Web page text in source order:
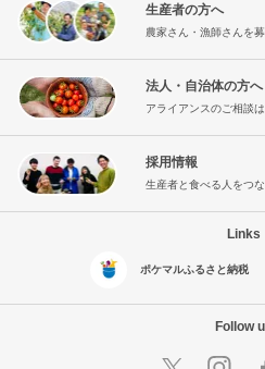
生産者の方へ
農家さん・漁師さんを
法人・自治体の方へ
アライアンスのご相談
採用情報
生産者と食べる人をつ
Links
ポケマルふるさと納税
Follow